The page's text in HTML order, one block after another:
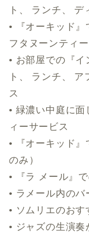
ト、 ランチ、 デ
• 『オーキッド
フタヌーンティ
• お部屋での『
ト、 ランチ、
ス
• 緑濃い中庭に面
ィーサービス
• 『オーキッド』
のみ）
• 『ラ メール』
• ラメール内のバ
• ソムリエのお
• ジャズの生演奏